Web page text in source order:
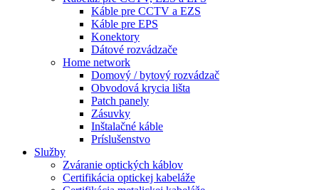
Káble pre CCTV a EZS
Káble pre EPS
Konektory
Dátové rozvádzače
Home network
Domový / bytový rozvádzač
Obvodová krycia lišta
Patch panely
Zásuvky
Inštalačné káble
Príslušenstvo
Služby
Zváranie optických káblov
Certifikácia optickej kabeláže